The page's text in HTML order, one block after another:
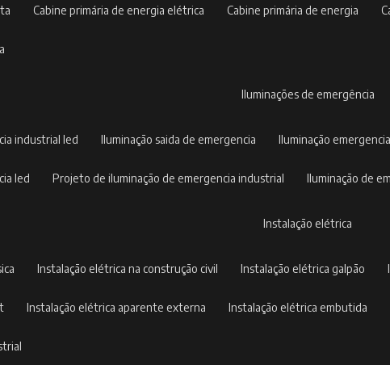
cabine primária de energia elétrica cabine primária de energia
iluminações de emergência
industrial led iluminação saida de emergencia iluminação
led projeto de iluminação de emergencia industrial iluminação de
instalação elétrica
instalação elétrica na construção civil instalação elétrica galpão
instalação elétrica aparente externa instalação elétrica embutida